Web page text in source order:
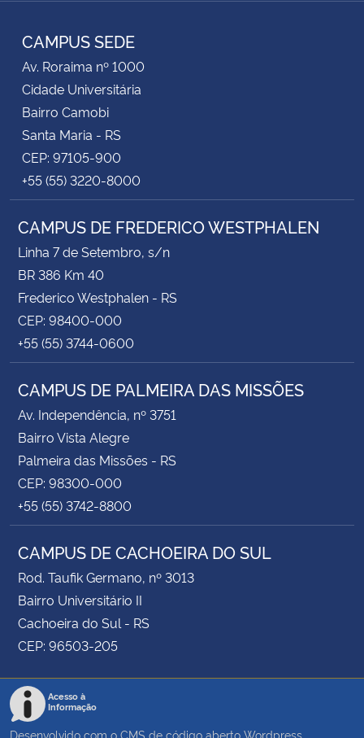
CAMPUS SEDE
Av. Roraima nº 1000
Cidade Universitária
Bairro Camobi
Santa Maria - RS
CEP: 97105-900
+55 (55) 3220-8000
CAMPUS DE FREDERICO WESTPHALEN
Linha 7 de Setembro, s/n
BR 386 Km 40
Frederico Westphalen - RS
CEP: 98400-000
+55 (55) 3744-0600
CAMPUS DE PALMEIRA DAS MISSÕES
Av. Independência, nº 3751
Bairro Vista Alegre
Palmeira das Missões - RS
CEP: 98300-000
+55 (55) 3742-8800
CAMPUS DE CACHOEIRA DO SUL
Rod. Taufik Germano, nº 3013
Bairro Universitário II
Cachoeira do Sul - RS
CEP: 96503-205
Acesso à
Informação
Desenvolvido com o CMS de código aberto Wordpress